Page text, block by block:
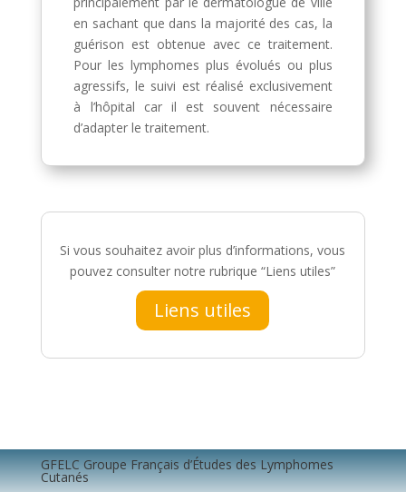
en sachant que dans la majorité des cas, la
guérison est obtenue avec ce traitement.
Pour les lymphomes plus évolués ou plus
agressifs, le suivi est réalisé exclusivement
à l’hôpital car il est souvent nécessaire
d’adapter le traitement.
Si vous souhaitez avoir plus d’informations, vous
pouvez consulter notre rubrique “Liens utiles”
Liens utiles
GFELC Groupe Français d’Études des Lymphomes
Cutanés